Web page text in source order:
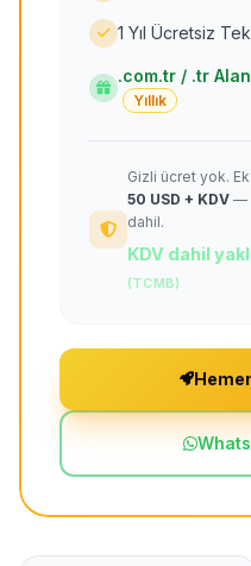
1 Yıl Ücretsiz
.com.tr / .tr
Yıllık
Gizli ücret yok.
50 USD + KDV —
dahil.
KDV dahil
(TCMB)